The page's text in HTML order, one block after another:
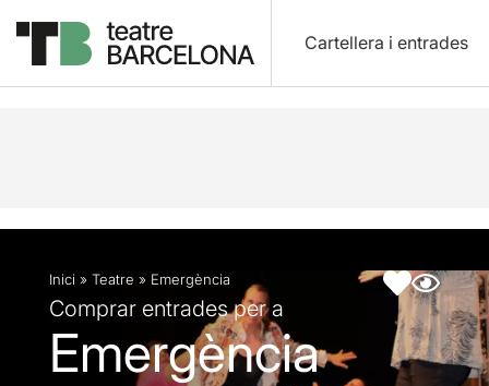
Cartellera i entrades
Descripció Fitxa artística Fotos i vídeos
Inici » Teatre » Emergència
Comprar entrades per a
Emergència